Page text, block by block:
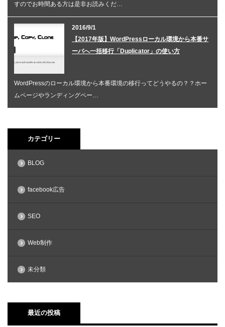
すのでお時間ある方は是非お読みくだ…
2016/9/1
【2017年版】WordPressローカル環境から本番サ
ーバへ一括移行「Duplicator」の使い方
WordPressのローカル環境から本番環境の移行ってどうやるの？？ホー
ムページやランディングペー…
カテゴリー
BLOG
facebook広告
SEO
Web制作
未分類
最近の投稿